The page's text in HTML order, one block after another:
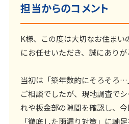
担当からのコメント
K様、この度は大切なお住まい
にお任せいただき、誠にありが
当初は「築年数的にそろそろ
ご相談でしたが、現地調査で
れや板金部の隙間を確認し、
「徹底した雨漏り対策」に軸